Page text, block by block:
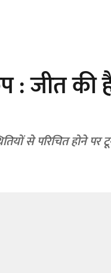
: जीत की
से परिचित होने पर